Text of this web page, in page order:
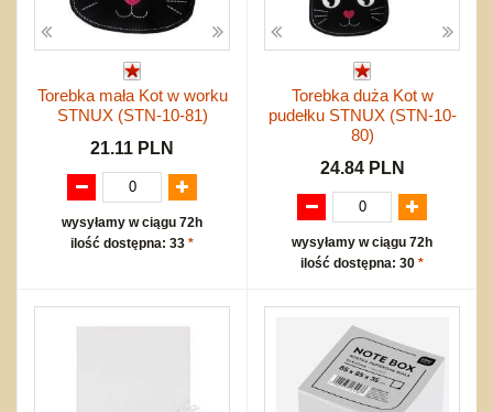
Torebka mała Kot w worku
STNUX (STN-10-81)
21.11 PLN
wysyłamy w ciągu 72h
ilość dostępna: 33 *
Torebka duża Kot w
pudełku STNUX (STN-10-
80)
24.84 PLN
wysyłamy w ciągu 72h
ilość dostępna: 30 *